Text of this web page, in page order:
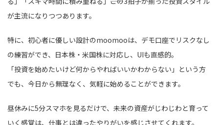
が主流になりつつあります。
特に、初心者に優しい設計のmoomooは、デモ口座でリスクなし
の練習ができ、日本株・米国株に対応し、UIも直感的。
「投資を始めたいけど何からやればいいかわからない」という方
でも、今日から無理なく、気軽に始めることができます。
昼休みに5分スマホを見るだけで、未来の資産がじわじわと育って
いく感覚は、仕事とは違ったやりがいを感じさせてくれます。